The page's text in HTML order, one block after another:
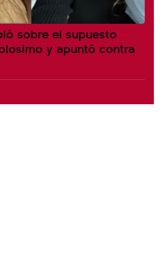
sobre el supuesto
y apuntó contra